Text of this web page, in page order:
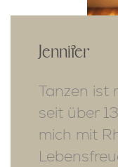
Jennifer
Tanzen ist
seit über
mich mit